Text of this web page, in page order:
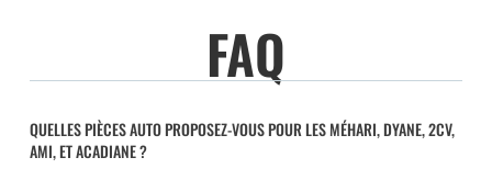
FAQ
QUELLES PIÈCES AUTO PROPOSEZ-VOUS POUR LES MÉHARI, DYANE, 2CV,
AMI, ET ACADIANE ?